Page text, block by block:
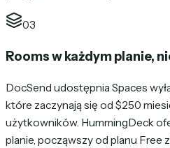
03
Rooms w każdym planie,
DocSend udostępnia Spaces
które zaczynają się od $250
użytkowników. HummingDeck
planie, począwszy od planu Free